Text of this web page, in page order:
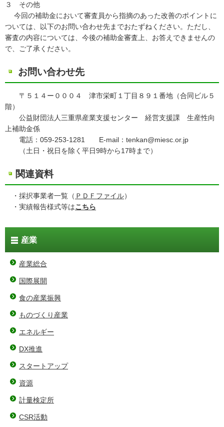
３ その他
今回の補助金において審査員から指摘のあった改善のポイントに
ついては、以下のお問い合わせ先までおたずねください。ただし、
審査の内容については、今後の補助金審査上、お答えできませんの
で、ご了承ください。
お問い合わせ先
〒５１４ー０００４ 津市栄町１丁目８９１番地（合同ビル５
階）
公益財団法人三重県産業支援センター 経営支援課 生産性向
上補助金係
電話：059-253-1281 E-mail：tenkan@miesc.or.jp
（土日・祝日を除く平日9時から17時まで）
関連資料
・採択事業者一覧（ ＰＤＦファイル）
・実績報告様式等はこちら
産業
産業総合
国際展開
食の産業振興
ものづくり産業
エネルギー
DX推進
スタートアップ
資源
計量検定所
CSR活動